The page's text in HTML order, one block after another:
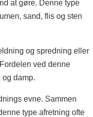
at gøre. Denne type
sand, flis og sten
og spredning eller
ved denne
og damp.
evne. Sammen
type afretning ofte